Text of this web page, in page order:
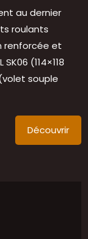
au dernier
roulants
renforcée et
(114×118
souple
Découvrir